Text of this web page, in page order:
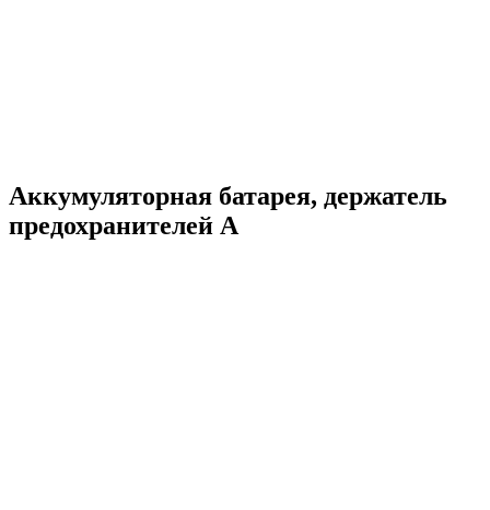
Аккумуляторная батарея, держатель
предохранителей А